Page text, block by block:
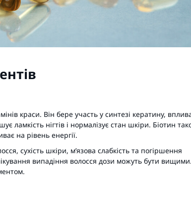
краси. Він бере участь у синтезі кератину,
ламкість нігтів і нормалізує стан шкіри. Біотин
на рівень енергії.
сухість шкіри, м’язова слабкість та погіршення
випадіння волосся дози можуть бути